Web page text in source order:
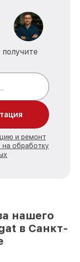
и ремонт
на обработку
нашего
в Санкт-